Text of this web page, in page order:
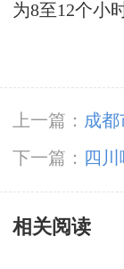
为8至12个小
上一篇： 成
手术后应该怎
下一篇：
四
什么药治疗好
相关阅读